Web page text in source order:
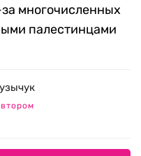
многочисленных
палестинцами